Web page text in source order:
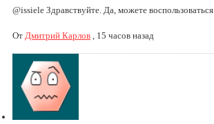
@issiele Здравствуйте. Да, можете воспользоваться.
От Дмитрий Карлов 15 часов назад